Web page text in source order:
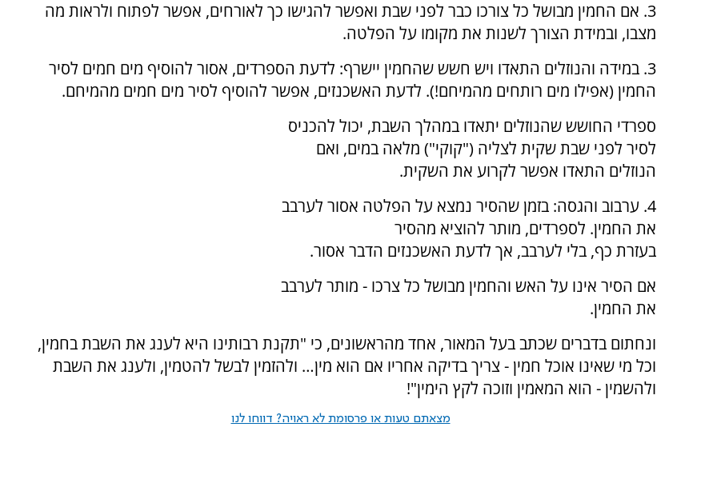
3. אם החמין מבושל כל צורכו כבר לפני שבת ואפשר להגישו כך לאורחים, אפשר לפתוח ולראות מה
מצבו, ובמידת הצורך לשנות את מקומו על הפלטה.
3. במידה והנוזלים התאדו ויש חשש שהחמין יישרף: לדעת הספרדים, אסור להוסיף מים חמים לסיר
החמין (אפילו מים רותחים מהמיחם!). לדעת האשכנזים, אפשר להוסיף לסיר מים חמים מהמיחם.
ספרדי החושש שהנוזלים יתאדו במהלך השבת, יכול להכניס
לסיר לפני שבת שקית לצליה ("קוקי") מלאה במים, ואם
הנוזלים התאדו אפשר לקרוע את השקית.
4. ערבוב והגסה: בזמן שהסיר נמצא על הפלטה אסור לערבב
את החמין. לספרדים, מותר להוציא מהסיר
בעזרת כף, בלי לערבב, אך לדעת האשכנזים הדבר אסור.
אם הסיר אינו על האש והחמין מבושל כל צרכו - מותר לערבב
את החמין.
ונחתום בדברים שכתב בעל המאור, אחד מהראשונים, כי "תקנת רבותינו היא לענג את השבת בחמין,
וכל מי שאינו אוכל חמין - צריך בדיקה אחריו אם הוא מין… ולהזמין לבשל להטמין, ולענג את השבת
ולהשמין - הוא המאמין וזוכה לקץ הימין"!
מצאתם טעות או פרסומת לא ראויה? דווחו לנו